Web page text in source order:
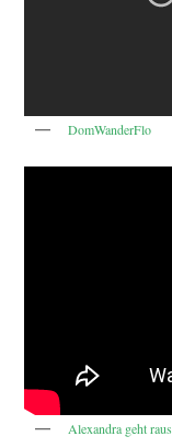
DomWanderFlo
Alexandra geht raus